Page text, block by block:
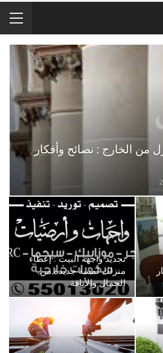
من الخارج : نصائح وأفكار
تجديد واجهة البيت : إعطاء
منزلك لمسة جديدة من
الجمال والأناقة